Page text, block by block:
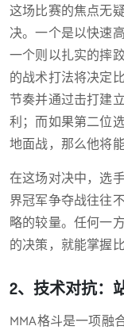
这场比赛的焦点无
决。一个是以快速
一个则以扎实的摔
的战术打法将决定
节奏并通过击打建
利；而如果第二位
地面战，那么他将
在这场对决中，选
界冠军争夺战往往
略的较量。任何一
的决策，就能掌握
2、技术对抗：
MMA格斗是一项融